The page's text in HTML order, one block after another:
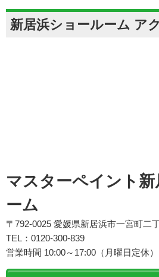
新居浜ショールーム ア
マスターペイント
ーム
〒792-0025 愛媛県新居浜市一宮町二
TEL：0120-300-839
営業時間 10:00～17:00（月曜日定休）